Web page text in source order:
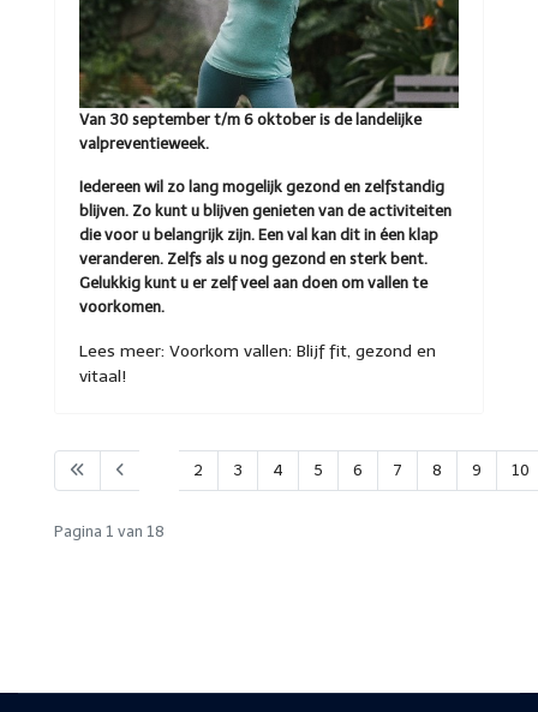
Van 30 september t/m 6 oktober is de landelijke
valpreventieweek.
Iedereen wil zo lang mogelijk gezond en zelfstandig
blijven. Zo kunt u blijven genieten van de activiteiten
die voor u belangrijk zijn. Een val kan dit in éen klap
veranderen. Zelfs als u nog gezond en sterk bent.
Gelukkig kunt u er zelf veel aan doen om vallen te
voorkomen.
Lees meer: Voorkom vallen: Blijf fit, gezond en
vitaal!
2 3 4 5 6 7 8 9 10
Pagina 1 van 18